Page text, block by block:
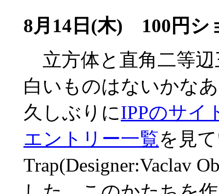
8月14日(木) 100円シ
立方体と直角二等
白いものはないかな
久しぶりにIPPのサイ
エントリー一覧を見
Trap(Designer:Vaclav